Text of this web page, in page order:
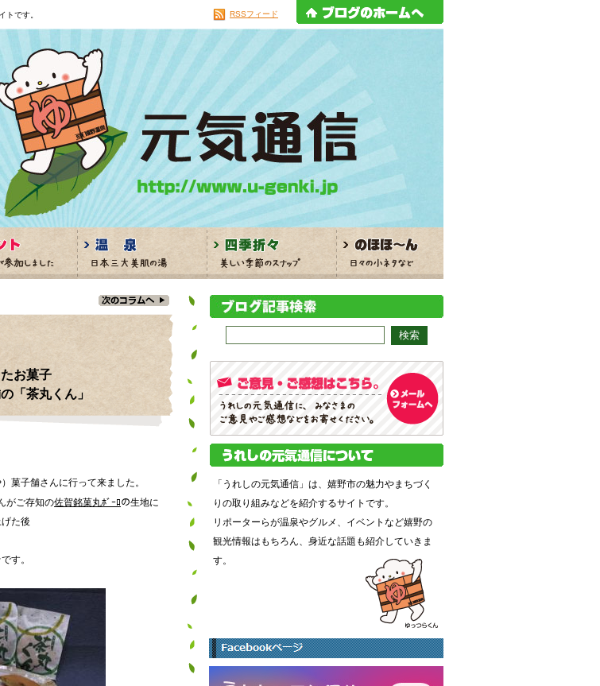
トです。 RSSフィード
お菓子
「茶丸くん」
菓子舗さんに行って来ました。
がご存知の佐賀銘菓丸ﾎﾞｰﾛの生地に
た後
す。
「うれしの元気通信」は、嬉野市の魅力やまちづく
りの取り組みなどを紹介するサイトです。
リポーターらが温泉やグルメ、イベントなど嬉野の
観光情報はもちろん、身近な話題も紹介していきま
す。